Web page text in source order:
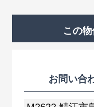
この
お問い合